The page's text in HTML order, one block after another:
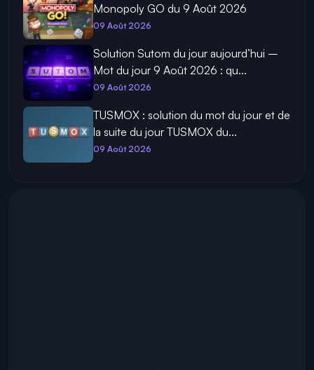
Monopoly GO du 9 Août 2026
09 Août 2026
Solution Sutom du jour aujourd’hui –
Mot du jour 9 Août 2026 : qu...
09 Août 2026
TUSMOX : solution du mot du jour et de
la suite du jour TUSMOX du...
09 Août 2026